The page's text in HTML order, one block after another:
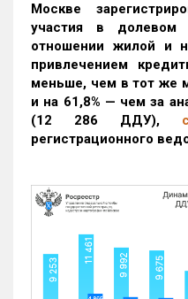
Москве
участия в долевом
отношении жилой и
привлечением
меньше, чем в тот же
и на 61,8% — чем за
(12 286 ДДУ),
регистрационного